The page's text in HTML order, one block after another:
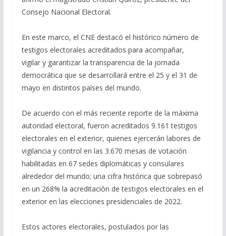
Consejo Nacional Electoral.
En este marco, el CNE destacó el histórico número de
testigos electorales acreditados para acompañar,
vigilar y garantizar la transparencia de la jornada
democrática que se desarrollará entre el 25 y el 31 de
mayo en distintos países del mundo.
De acuerdo con el más reciente reporte de la máxima
autoridad electoral, fueron acreditados 9.161 testigos
electorales en el exterior, quienes ejercerán labores de
vigilancia y control en las 3.670 mesas de votación
habilitadas en 67 sedes diplomáticas y consulares
alrededor del mundo; una cifra histórica que sobrepasó
en un 268% la acreditación de testigos electorales en el
exterior en las elecciones presidenciales de 2022.
Estos actores electorales, postulados por las